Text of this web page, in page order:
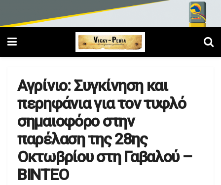
Αγρίνιο: Συγκίνηση και
περηφάνια για τον τυφλό
σημαιοφόρο στην
παρέλαση της 28ης
Οκτωβρίου στη Γαβαλού –
ΒΙΝΤΕΟ